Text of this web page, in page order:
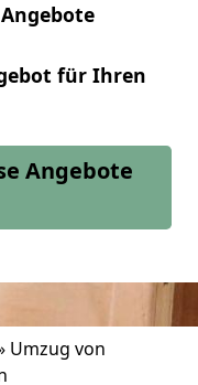
für Ihren
Angebote
Umzug von